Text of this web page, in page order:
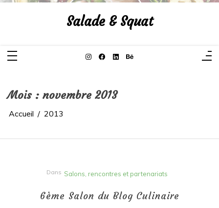
Aller
Salade & Squat
Mois : novembre 2013
Accueil 2013
Dans Salons, rencontres et partenariats
6ème Salon du Blog Culinaire